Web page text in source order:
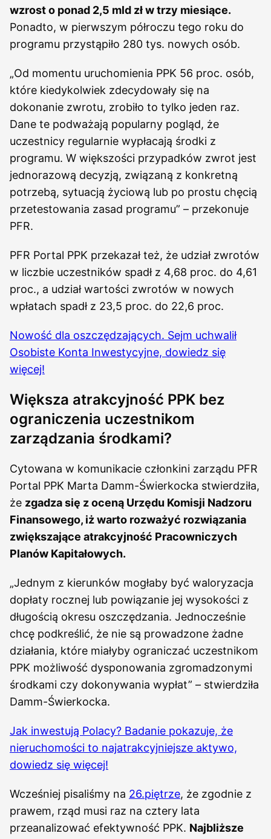
wzrost o ponad 2,5 mld zł w trzy miesiące.
Ponadto, w pierwszym półroczu tego roku do
programu przystąpiło 280 tys. nowych osób.
„Od momentu uruchomienia PPK 56 proc. osób,
które kiedykolwiek zdecydowały się na
dokonanie zwrotu, zrobiło to tylko jeden raz.
Dane te podważają popularny pogląd, że
uczestnicy regularnie wypłacają środki z
programu. W większości przypadków zwrot jest
jednorazową decyzją, związaną z konkretną
potrzebą, sytuacją życiową lub po prostu chęcią
przetestowania zasad programu” – przekonuje
PFR.
PFR Portal PPK przekazał też, że udział zwrotów
w liczbie uczestników spadł z 4,68 proc. do 4,61
proc., a udział wartości zwrotów w nowych
wpłatach spadł z 23,5 proc. do 22,6 proc.
Nowość dla oszczędzających. Sejm uchwalił
Osobiste Konta Inwestycyjne, dowiedz się
więcej!
Większa atrakcyjność PPK bez
ograniczenia uczestnikom
zarządzania środkami?
Cytowana w komunikacie członkini zarządu PFR
Portal PPK Marta Damm-Świerkocka stwierdziła,
że zgadza się z oceną Urzędu Komisji Nadzoru
Finansowego, iż warto rozważyć rozwiązania
zwiększające atrakcyjność Pracowniczych
Planów Kapitałowych.
„Jednym z kierunków mogłaby być waloryzacja
dopłaty rocznej lub powiązanie jej wysokości z
długością okresu oszczędzania. Jednocześnie
chcę podkreślić, że nie są prowadzone żadne
działania, które miałyby ograniczać uczestnikom
PPK możliwość dysponowania zgromadzonymi
środkami czy dokonywania wypłat” – stwierdziła
Damm-Świerkocka.
Jak inwestują Polacy? Badanie pokazuje, że
nieruchomości to najatrakcyjniejsze aktywo,
dowiedz się więcej!
Wcześniej pisaliśmy na 26.piętrze, że zgodnie z
prawem, rząd musi raz na cztery lata
przeanalizować efektywność PPK. Najbliższe